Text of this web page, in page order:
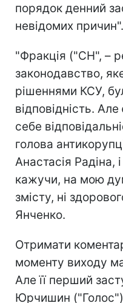
порядок денний
невідомих причин".
"Фракція ("СН", –
законодавство,
рішеннями КСУ,
відповідність.
себе
голова
Анастасія Радіна,
кажучи, на мою
змісту, ні
Янченко.
Отримати
моменту виходу
Але її перший
Юрчишин ("Голос")